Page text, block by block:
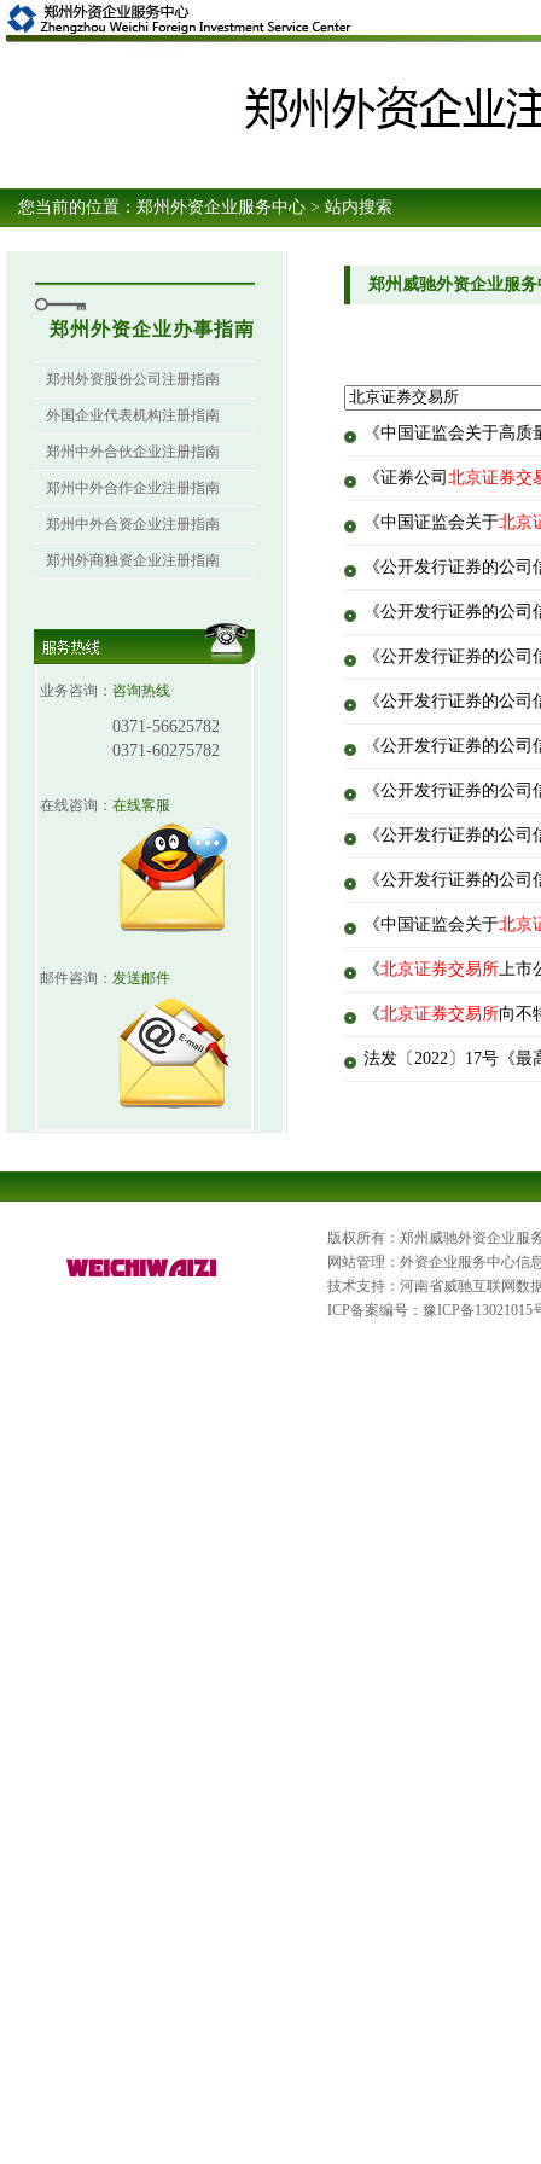
您当前的位置： 郑州外资企业服务中心 > 站内搜索
郑州外资企业办事指南
郑州外资股份公司注册指南
外国企业代表机构注册指南
郑州中外合伙企业注册指南
郑州中外合作企业注册指南
郑州中外合资企业注册指南
郑州外商独资企业注册指南
业务咨询： 咨询热线
0371-56625782
0371-60275782
在线咨询： 在线客服
邮件咨询： 发送邮件
郑州威驰外资企业服
《中国证监会关于高质
《证券公司 北京证券交
《中国证监会关于北京
《公开发行证券的公
《公开发行证券的公
《公开发行证券的公
《公开发行证券的公
《公开发行证券的公
《公开发行证券的公
《公开发行证券的公
《公开发行证券的公
《中国证监会关于北京
《北京证券交易所上市
《北京证券交易所向不
法发〔2022〕17号《
版权所有：郑州威驰外资企业服
网站管理：外资企业服务中心信
技术支持：河南省威驰互联网数
ICP备案编号： 豫ICP备13021015